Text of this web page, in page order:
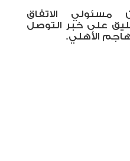
مسئولي الاتفاق
على خبر التوصل
الأهلي.